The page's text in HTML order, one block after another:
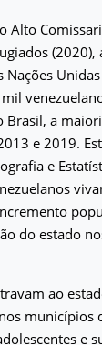
Alto
(2020),
Nações
Brasil, a
e 2019.
e
do estado
ao
municípios
e